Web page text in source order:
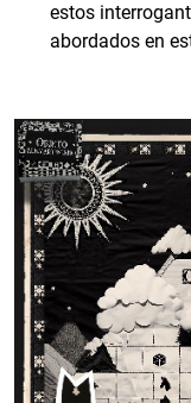
estos
abordados en